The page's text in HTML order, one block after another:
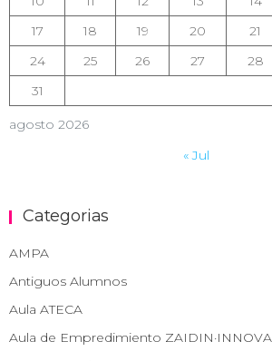
agosto 2026
17
18 19 20 21
24
25 26 27 28
31
« Jul
Categorias
AMPA
Antiguos Alumnos
Aula ATECA
Aula de Empredimiento ZAIDIN·INNOVA